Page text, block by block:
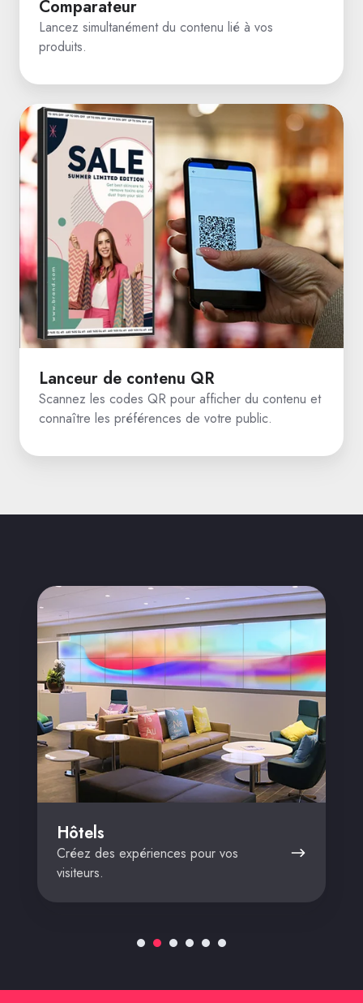
Comparateur
Lancez simultanément du contenu lié à vos
produits.
Lanceur de contenu QR
Scannez les codes QR pour afficher du contenu et
connaître les préférences de votre public.
Hôtels
Créez des expériences pour vos
visiteurs.
Hôtels